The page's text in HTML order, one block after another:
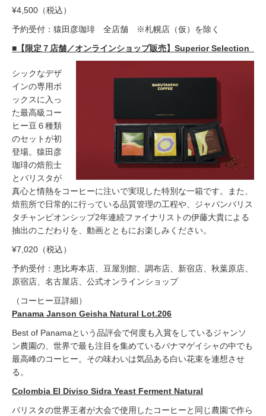
¥4,500（税込）
予約受付：猿田彦珈琲 全店舗 ※札幌店（仮）を除く
■【限定７店舗／オンラインショップ販売】Superior Selection
シックなデザ
インの専用ボ
ックスに入っ
た最高級コー
ヒー豆６種類
のセットが初
登場。猿田彦
珈琲の焙煎士
とバリスタが
真心と情熱をコーヒーに注いで実現した特別な一箱です。また、
焙煎所で日常的に行っている品質管理の工程や、ジャパンバリス
タチャンピオンシップ2年連続ファイナリストの伊藤大貴による
抽出のこだわりを、動画とともにお楽しみください。
¥7,020（税込）
予約受付：恵比寿本店、豆屋別館、調布店、新宿店、秋葉原店、
原宿店、名古屋店、公式オンラインショップ
（コーヒー豆詳細）
Panama Janson Geisha Natural Lot.206
Best of Panamaという品評会で何度も入賞をしているジャンソ
ン農園の、世界で最も注目を集めているパナマゲイシャの中でも
最高峰のコーヒー。その味わいは気品ある白い花束を連想させ
る。
Colombia El Diviso Sidra Yeast Ferment Natural
バリスタの世界王者が大会で使用したコーヒーと同じ農園で作ら